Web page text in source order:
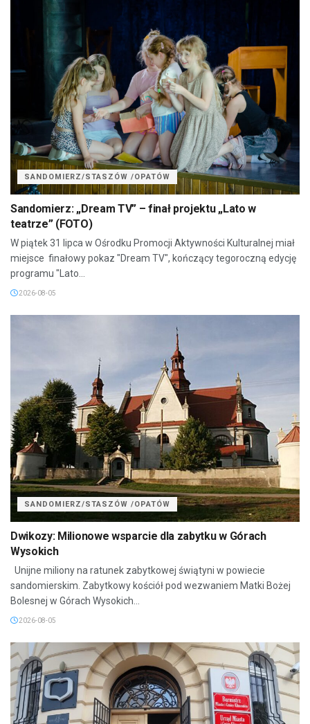
SANDOMIERZ/STASZÓW /OPATÓW
Sandomierz: „Dream TV” – finał projektu „Lato w
teatrze” (FOTO)
W piątek 31 lipca w Ośrodku Promocji Aktywności Kulturalnej miał
miejsce finałowy pokaz "Dream TV", kończący tegoroczną edycję
programu "Lato...
2026-08-05
SANDOMIERZ/STASZÓW /OPATÓW
Dwikozy: Milionowe wsparcie dla zabytku w Górach
Wysokich
Unijne miliony na ratunek zabytkowej świątyni w powiecie
sandomierskim. Zabytkowy kościół pod wezwaniem Matki Bożej
Bolesnej w Górach Wysokich...
2026-08-05